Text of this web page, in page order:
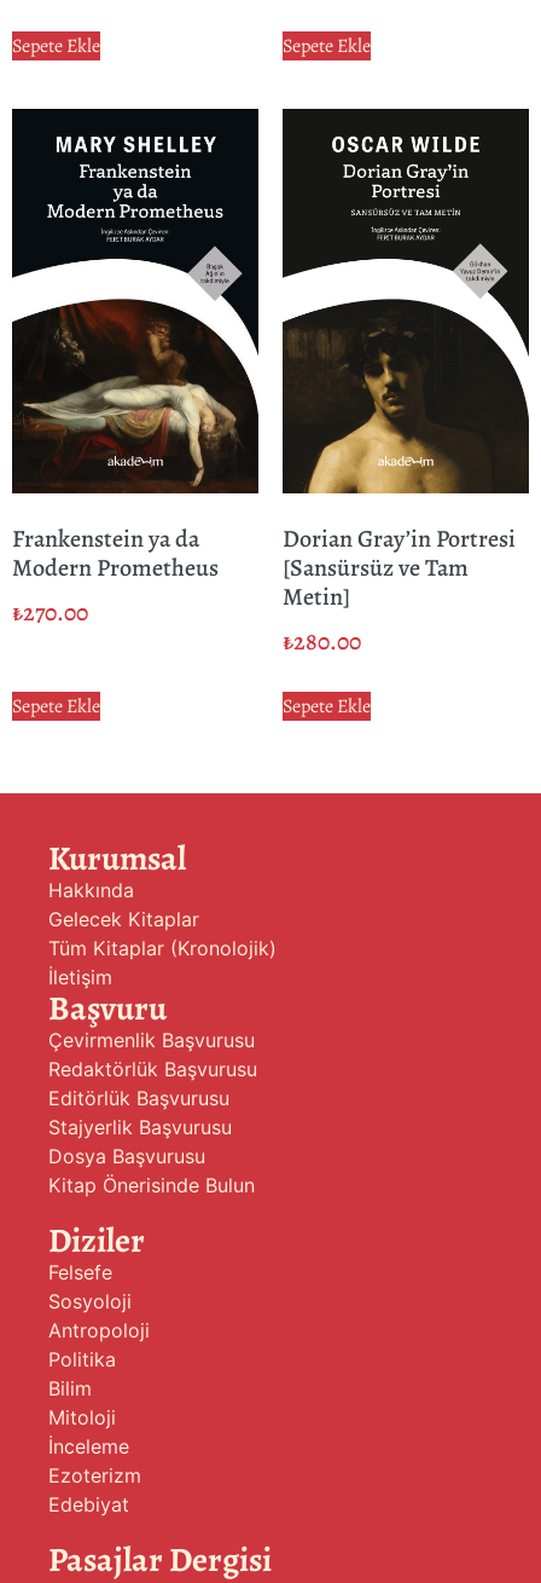
Sepete Ekle Sepete Ekle
Frankenstein ya da
Modern Prometheus
₺270.00
Sepete Ekle
Dorian Gray’in Portresi
[Sansürsüz ve Tam
Metin]
₺280.00
Sepete Ekle
Kurumsal
Hakkında
Gelecek Kitaplar
Tüm Kitaplar (Kronolojik)
İletişim
Başvuru
Çevirmenlik Başvurusu
Redaktörlük Başvurusu
Editörlük Başvurusu
Stajyerlik Başvurusu
Dosya Başvurusu
Kitap Önerisinde Bulun
Diziler
Felsefe
Sosyoloji
Antropoloji
Politika
Bilim
Mitoloji
İnceleme
Ezoterizm
Edebiyat
Pasajlar Dergisi